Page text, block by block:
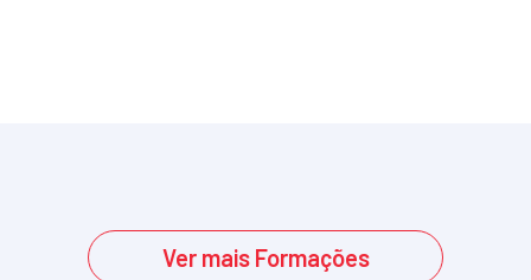
Ver mais Formações